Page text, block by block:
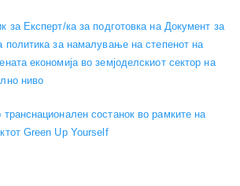
за Експерт/ка за подготовка на Документ за
политика за намалување на степенот на
економија во земјоделскиот сектор на
ниво
транснационален состанок во рамките на
Green Up Yourself